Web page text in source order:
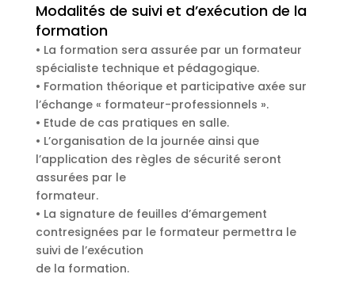
Modalités de suivi et d’exécution de la
formation
• La formation sera assurée par un formateur
spécialiste technique et pédagogique.
• Formation théorique et participative axée sur
l’échange « formateur-professionnels ».
• Etude de cas pratiques en salle.
• L’organisation de la journée ainsi que
l’application des règles de sécurité seront
assurées par le
formateur.
• La signature de feuilles d’émargement
contresignées par le formateur permettra le
suivi de l’exécution
de la formation.